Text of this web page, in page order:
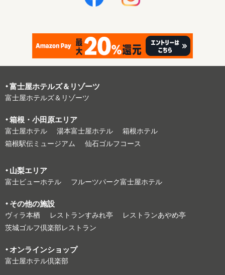
富⼠屋ホテルズ＆リゾーツ
富⼠屋ホテルズ＆リゾーツ
箱根・⼩⽥原エリア
富⼠屋ホテル 湯本富⼠屋ホテル
箱根ホテル
箱根駅伝ミュージアム
仙石ゴルフコース
⼭梨エリア
富⼠ビューホテル フルーツパーク富⼠屋ホテル
その他の施設
ヴィラ本栖 レストランすみれ亭
レストランあやめ亭
茨城ゴルフ倶楽部レストラン
オンラインショップ
富⼠屋ホテル倶楽部